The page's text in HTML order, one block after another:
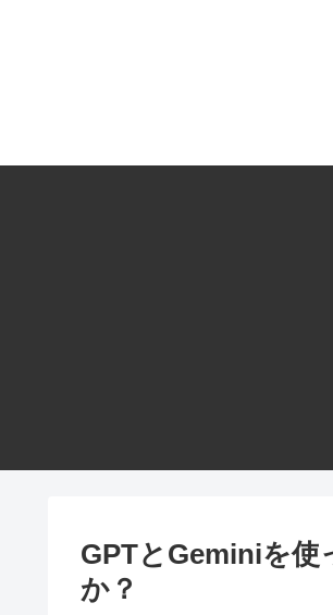
GPTとGeminiを使
か？